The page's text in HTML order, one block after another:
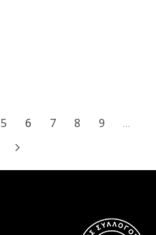
5 6 7 8 9
…